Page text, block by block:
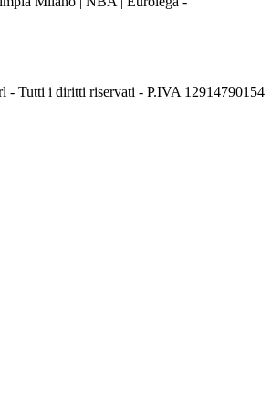
- Tutti i diritti riservati - P.IVA 12914790154